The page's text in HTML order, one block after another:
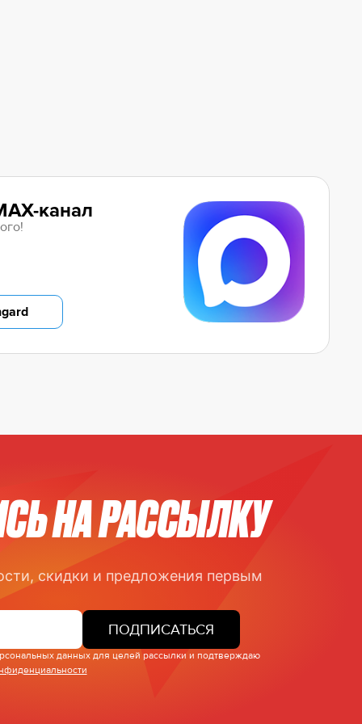
канал
НА РАССЫЛКУ
скидки и предложения первым
ПОДПИСАТЬСЯ
данных для целей рассылки и подтверждаю